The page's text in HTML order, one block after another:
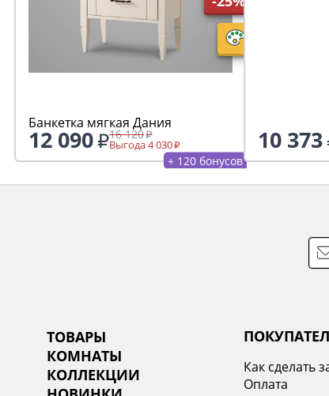
Банкетка мягкая Дания
12 090 16 120
Выгода 4 030
+ 120 бонусов
10 373
ТОВАРЫ
КОМНАТЫ
КОЛЛЕКЦИИ
Как сделать
Оплата